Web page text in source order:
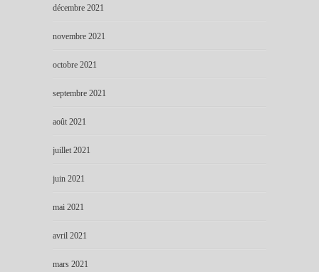
décembre 2021
novembre 2021
octobre 2021
septembre 2021
août 2021
juillet 2021
juin 2021
mai 2021
avril 2021
mars 2021